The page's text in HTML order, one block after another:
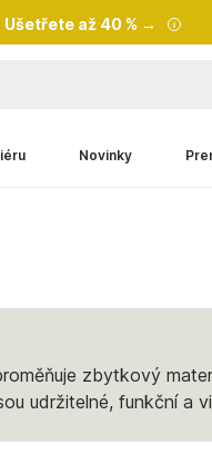
Ušetřete až 40 % →
Novinky
zbytkový
udržitelné, funkční a